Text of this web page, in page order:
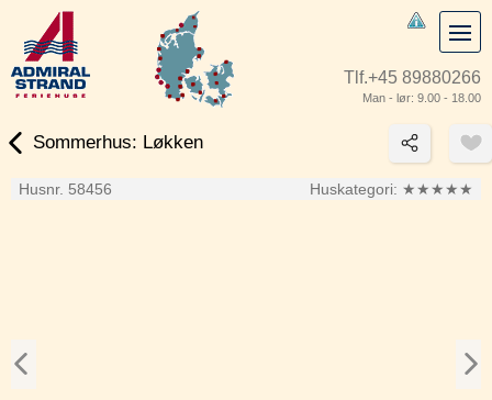
Tlf.+45 89880266
Man - lør: 9.00 - 18.00
Sommerhus: Løkken
Husnr. 58456 Huskategori: ★★★★★